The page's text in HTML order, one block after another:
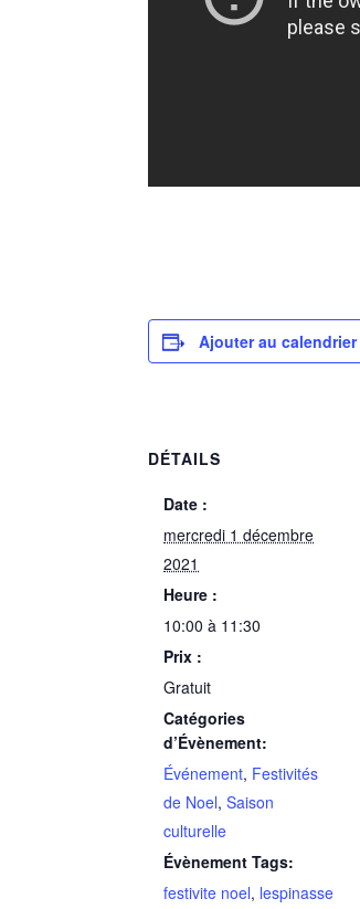
Ajouter au calendrier
DÉTAILS
Date :
mercredi 1 décembre
2021
Heure :
10:00 à 11:30
Prix :
Gratuit
Catégories
d’Évènement:
Événement, Festivités
de Noel,Saison
culturelle
Évènement Tags:
festivite noel, lespinasse